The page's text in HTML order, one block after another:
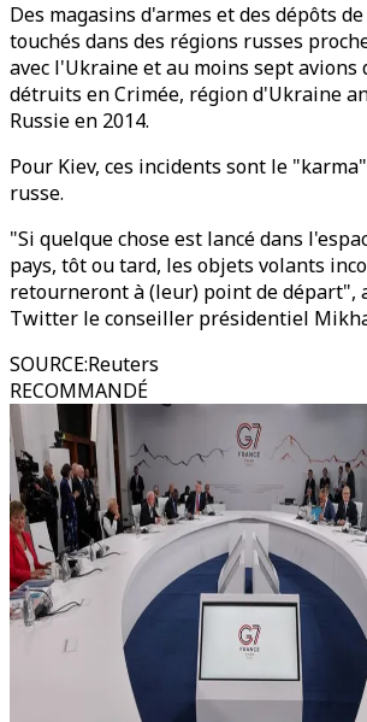
Des magasins d'armes et des dépôts
touchés dans des régions russes
avec l'Ukraine et au moins sept avions
détruits en Crimée, région d'Ukraine
Russie en 2014.
Pour Kiev, ces incidents sont le
russe.
"Si quelque chose est lancé dans
pays, tôt ou tard, les objets volants
retourneront à (leur) point de départ",
Twitter le conseiller présidentiel
SOURCE:Reuters
RECOMMANDÉ